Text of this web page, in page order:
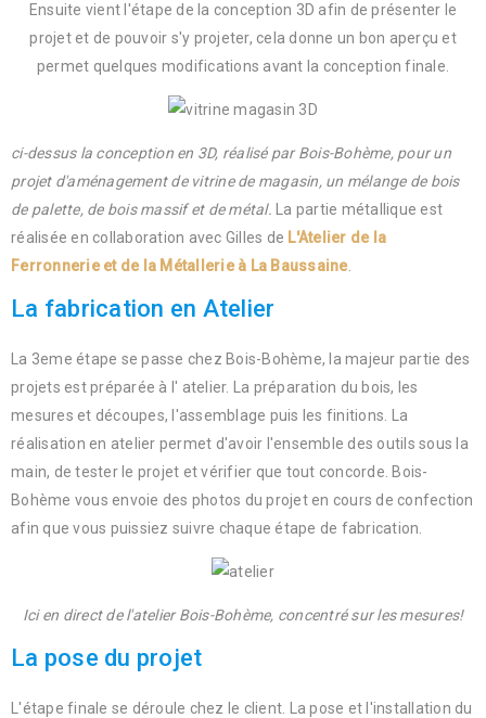
Ensuite vient l'étape de la conception 3D afin de présenter le
projet et de pouvoir s'y projeter, cela donne un bon aperçu et
permet quelques modifications avant la conception finale.
ci-dessus la conception en 3D, réalisé par Bois-Bohème, pour un
projet d'aménagement de vitrine de magasin, un mélange de bois
de palette, de bois massif et de métal. La partie métallique est
réalisée en collaboration avec Gilles de L'Atelier de la
Ferronnerie et de la Métallerie à La Baussaine.
La fabrication en Atelier
La 3eme étape se passe chez Bois-Bohème, la majeur partie des
projets est préparée à l' atelier. La préparation du bois, les
mesures et découpes, l'assemblage puis les finitions. La
réalisation en atelier permet d'avoir l'ensemble des outils sous la
main, de tester le projet et vérifier que tout concorde. Bois-
Bohème vous envoie des photos du projet en cours de confection
afin que vous puissiez suivre chaque étape de fabrication.
Ici en direct de l'atelier Bois-Bohème, concentré sur les mesures!
La pose du projet
L'étape finale se déroule chez le client. La pose et l'installation du